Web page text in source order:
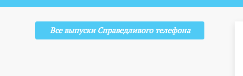
Все выпуски Справедливого телефона